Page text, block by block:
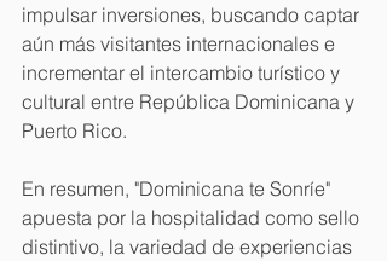
impulsar inversiones, buscando captar
aún más visitantes internacionales e
incrementar el intercambio turístico y
cultural entre República Dominicana y
Puerto Rico.
En resumen, "Dominicana te Sonríe"
apuesta por la hospitalidad como sello
distintivo, la variedad de experiencias